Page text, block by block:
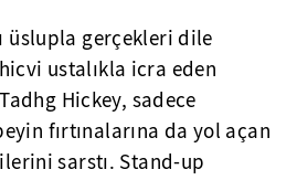
üslupla gerçekleri dile
ustalıkla icra eden
Hickey, sadece
fırtınalarına da yol açan
sarstı. Stand-up